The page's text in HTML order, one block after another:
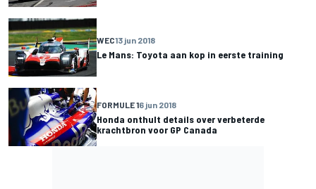
WEC13 jun 2018
Le Mans: Toyota aan kop in eerste training
FORMULE 16 jun 2018
Honda onthult details over verbeterde
krachtbron voor GP Canada